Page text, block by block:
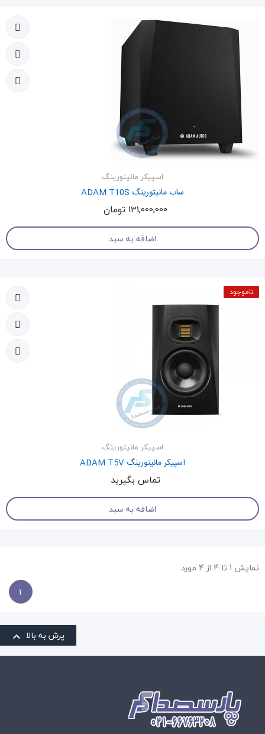
اسپیکر مانیتورینگ
ساب مانیتورینگ ADAM T10S
131,000,000 تومان
اضافه به سبد
ناموجود
اسپیکر مانیتورینگ
اسپیکر مانیتورینگ ADAM T5V
تماس بگیرید
اضافه به سبد
نمایش 1 تا 4 از 4 مورد
1
پرش به بالا 